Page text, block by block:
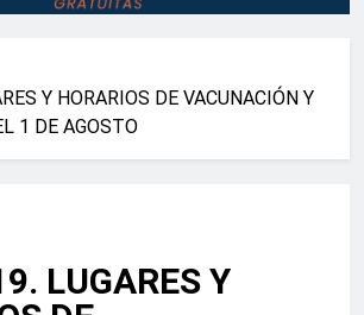
Y HORARIOS DE VACUNACIÓN Y
1 DE AGOSTO
LUGARES Y